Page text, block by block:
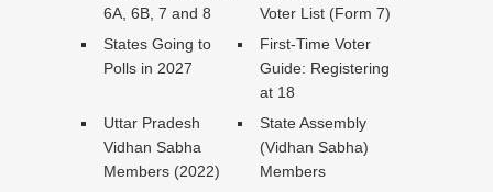
6A, 6B, 7 and 8
Voter List (Form 7)
States Going to
Polls in 2027
First-Time Voter
Guide: Registering
at 18
Uttar Pradesh
Vidhan Sabha
Members (2022)
State Assembly
(Vidhan Sabha)
Members